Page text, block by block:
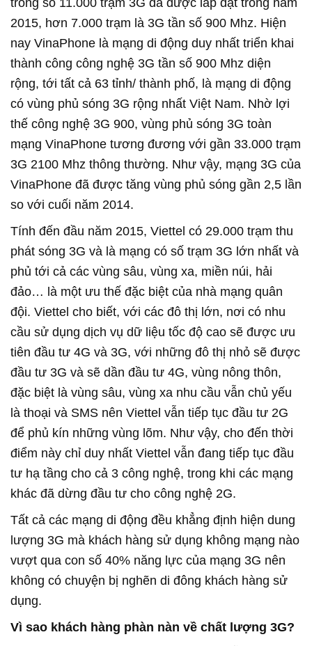
trong số 11.000 trạm 3G đã được lắp đặt trong năm
2015, hơn 7.000 trạm là 3G tần số 900 Mhz. Hiện
nay VinaPhone là mạng di động duy nhất triển khai
thành công công nghệ 3G tần số 900 Mhz diện
rộng, tới tất cả 63 tỉnh/ thành phố, là mạng di động
có vùng phủ sóng 3G rộng nhất Việt Nam. Nhờ lợi
thế công nghệ 3G 900, vùng phủ sóng 3G toàn
mạng VinaPhone tương đương với gần 33.000 trạm
3G 2100 Mhz thông thường. Như vậy, mạng 3G của
VinaPhone đã được tăng vùng phủ sóng gần 2,5 lần
so với cuối năm 2014.
Tính đến đầu năm 2015, Viettel có 29.000 trạm thu
phát sóng 3G và là mạng có số trạm 3G lớn nhất và
phủ tới cả các vùng sâu, vùng xa, miền núi, hải
đảo… là một ưu thế đặc biệt của nhà mạng quân
đội. Viettel cho biết, với các đô thị lớn, nơi có nhu
cầu sử dụng dịch vụ dữ liệu tốc độ cao sẽ được ưu
tiên đầu tư 4G và 3G, với những đô thị nhỏ sẽ được
đầu tư 3G và sẽ dần đầu tư 4G, vùng nông thôn,
đặc biệt là vùng sâu, vùng xa nhu cầu vẫn chủ yếu
là thoại và SMS nên Viettel vẫn tiếp tục đầu tư 2G
để phủ kín những vùng lõm. Như vậy, cho đến thời
điểm này chỉ duy nhất Viettel vẫn đang tiếp tục đầu
tư hạ tầng cho cả 3 công nghệ, trong khi các mạng
khác đã dừng đầu tư cho công nghệ 2G.
Tất cả các mạng di động đều khẳng định hiện dung
lượng 3G mà khách hàng sử dụng không mạng nào
vượt qua con số 40% năng lực của mạng 3G nên
không có chuyện bị nghẽn di đông khách hàng sử
dụng.
Vì sao khách hàng phàn nàn về chất lượng 3G?